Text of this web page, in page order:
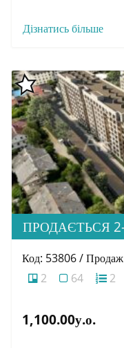
Дізнатись більше
Код: 53806 / Продаж
2
64 2
1,100.00у.о.